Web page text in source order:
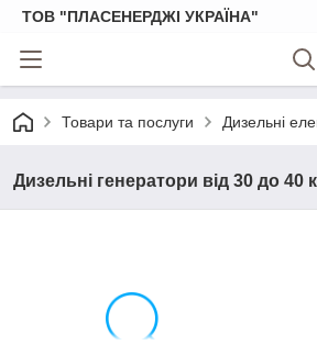
ТОВ "ПЛАСЕНЕРДЖІ УКРАЇНА"
Товари та послуги Дизельні
Дизельні генератори від 30 до 40